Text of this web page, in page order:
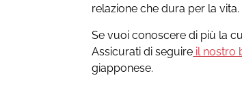
relazione che dura per la vita.
Se vuoi conoscere di più la
Assicurati di seguire il nostro
giapponese.